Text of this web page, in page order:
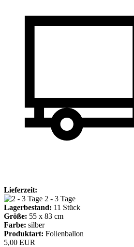
Lieferzeit:
2 - 3 Tage
Lagerbestand: 11 Stück
Größe: 55 x 83 cm
Farbe: silber
Produktart: Folienballon
5,00 EUR